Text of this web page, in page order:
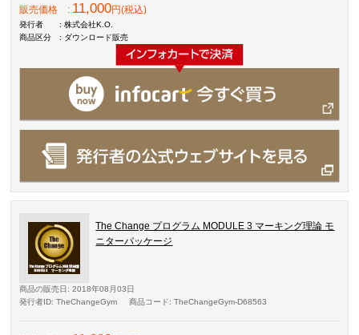
販売価格 : 11,000円(税込)
発行者
: 株式会社K.O.
商品区分
: ダウンロード販売
The Change プログラム MODULE 3 マーキング理論 モ
ニターパッケージ
商品の販売日 : 2018年08月03日
発行者ID: TheChangeGym 商品コード: TheChangeGym-D68563